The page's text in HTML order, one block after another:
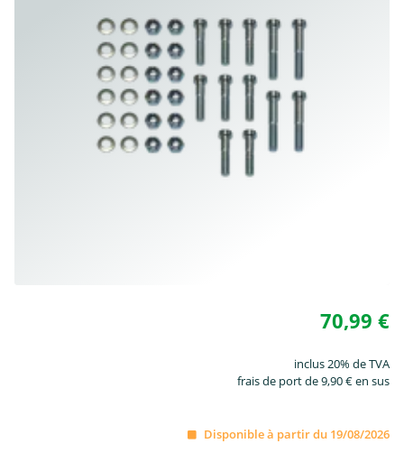
70,99 €
inclus 20% de TVA
frais de port de 9,90 € en sus
Disponible à partir du 19/08/2026